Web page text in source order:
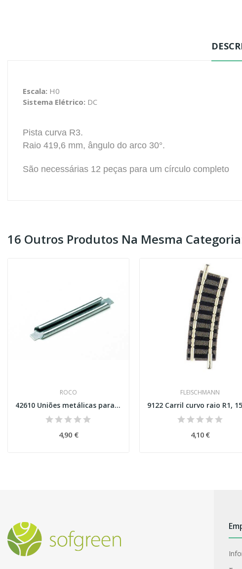
Escala: H0
Sistema Elétrico: DC
Pista curva R3.
Raio 419,6 mm, ângulo do arco 30°.
São necessárias 12 peças para um círculo completo
16 Outros Produtos Na Mesma
ROCO
42610 Uniões metálicas para carris Geo Line e...
4,90 €
FLEISCHMANN
4,10 €